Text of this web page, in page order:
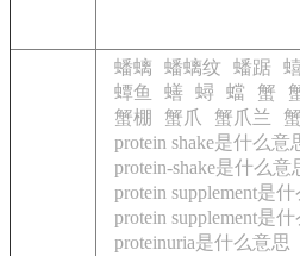
蟠螭 蟠螭纹 蟠踞 蟢
蟫鱼
蟮 蟳 蟷 蟹
蟹棚
蟹爪 蟹爪兰
protein shake是什么意
protein-shake是什么意
protein supplement是
protein supplement是
proteinuria是什么意思